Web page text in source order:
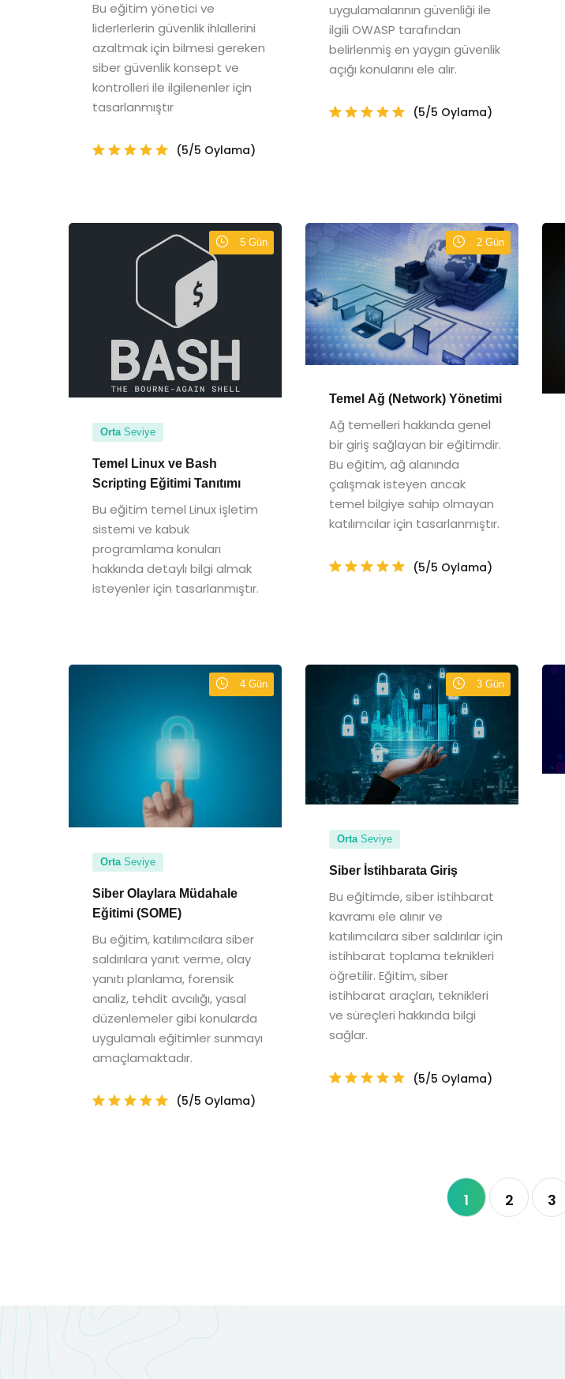
Bu eğitim yönetici ve
liderlerlerin güvenlik ihlallerini
azaltmak için bilmesi gereken
siber güvenlik konsept ve
kontrolleri ile ilgilenenler için
tasarlanmıştır
(5/5 Oylama)
uygulamalarının güvenliği ile
ilgili OWASP tarafından
belirlenmiş en yaygın güvenlik
açığı konularını ele alır.
(5/5 Oylama)
5 Gün
Orta Seviye
Temel Linux ve Bash
Scripting Eğitimi Tanıtımı
Bu eğitim temel Linux işletim
sistemi ve kabuk
programlama konuları
hakkında detaylı bilgi almak
isteyenler için tasarlanmıştır.
2 Gün
Temel Ağ (Network) Yönetimi
Ağ temelleri hakkında genel
bir giriş sağlayan bir eğitimdir.
Bu eğitim, ağ alanında
çalışmak isteyen ancak
temel bilgiye sahip olmayan
katılımcılar için tasarlanmıştır.
(5/5 Oylama)
4 Gün
Orta Seviye
Siber Olaylara Müdahale
Eğitimi (SOME)
Bu eğitim, katılımcılara siber
saldırılara yanıt verme, olay
yanıtı planlama, forensik
analiz, tehdit avcılığı, yasal
düzenlemeler gibi konularda
uygulamalı eğitimler sunmayı
amaçlamaktadır.
(5/5 Oylama)
3 Gün
OrtaSeviye
Siber İstihbarata Giriş
Bu eğitimde, siber istihbarat
kavramı ele alınır ve
katılımcılara siber saldırılar için
istihbarat toplama teknikleri
öğretilir. Eğitim, siber
istihbarat araçları, teknikleri
ve süreçleri hakkında bilgi
sağlar.
(5/5 Oylama)
1 2 3